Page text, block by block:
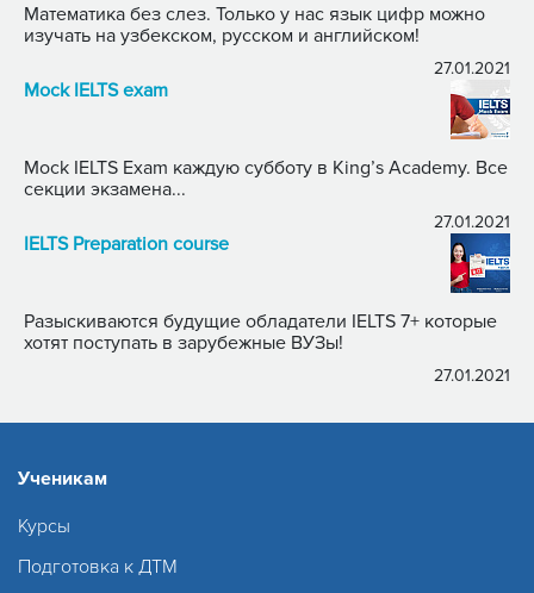
Математика без слез. Только у нас язык цифр можно
изучать на узбекском, русском и английском!
27.01.2021
Mock IELTS exam
Mock IELTS Exam каждую субботу в King’s Academy. Все
секции экзамена...
27.01.2021
IELTS Preparation course
Разыскиваются будущие обладатели IELTS 7+ которые
хотят поступать в зарубежные ВУЗы!
27.01.2021
Ученикам
Курсы
Подготовка к ДТМ